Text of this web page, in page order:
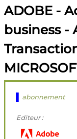
ADOBE -
business -
abonnement
Editeur :